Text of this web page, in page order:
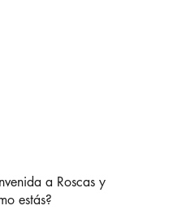
a Roscas y
estás?